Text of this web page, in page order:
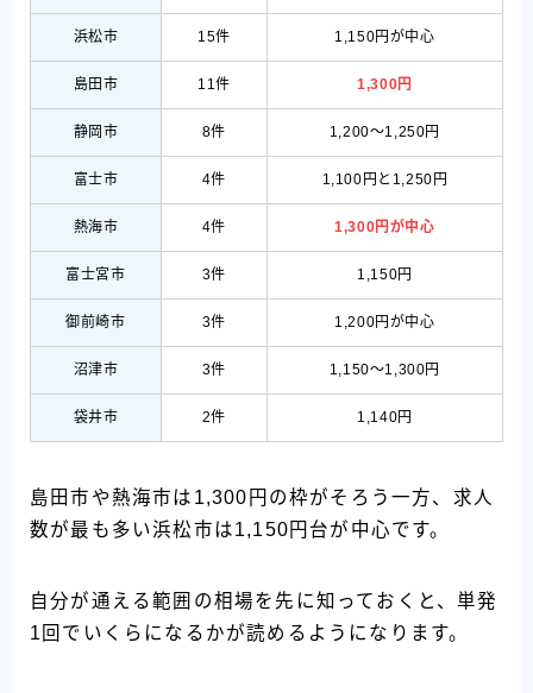
浜松市 15件 1,150円が中心
島田市 11件 1,300円
静岡市 8件 1,200〜1,250円
富士市 4件 1,100円と1,250円
熱海市 4件 1,300円が中心
富士宮市 3件 1,150円
御前崎市 3件 1,200円が中心
沼津市 3件 1,150〜1,300円
袋井市 2件 1,140円
島田市や熱海市は1,300円の枠がそろう一方、求人
数が最も多い浜松市は1,150円台が中心です。
自分が通える範囲の相場を先に知っておくと、単発
1回でいくらになるかが読めるようになります。